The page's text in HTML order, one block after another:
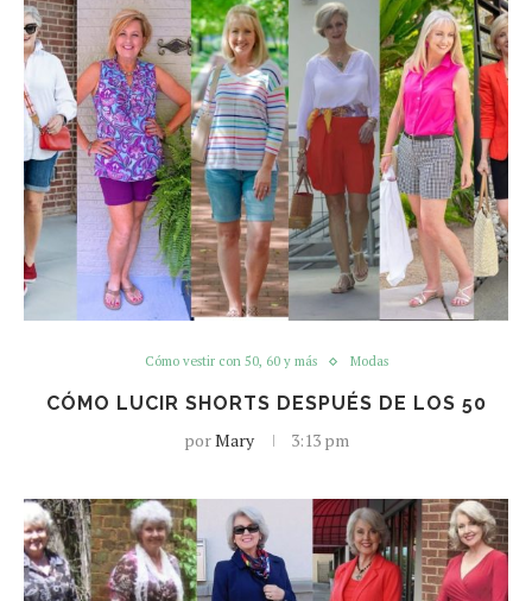
Cómo vestir con 50, 60 y más Modas
CÓMO LUCIR SHORTS DESPUÉS DE LOS 50
porMary 3:13 pm